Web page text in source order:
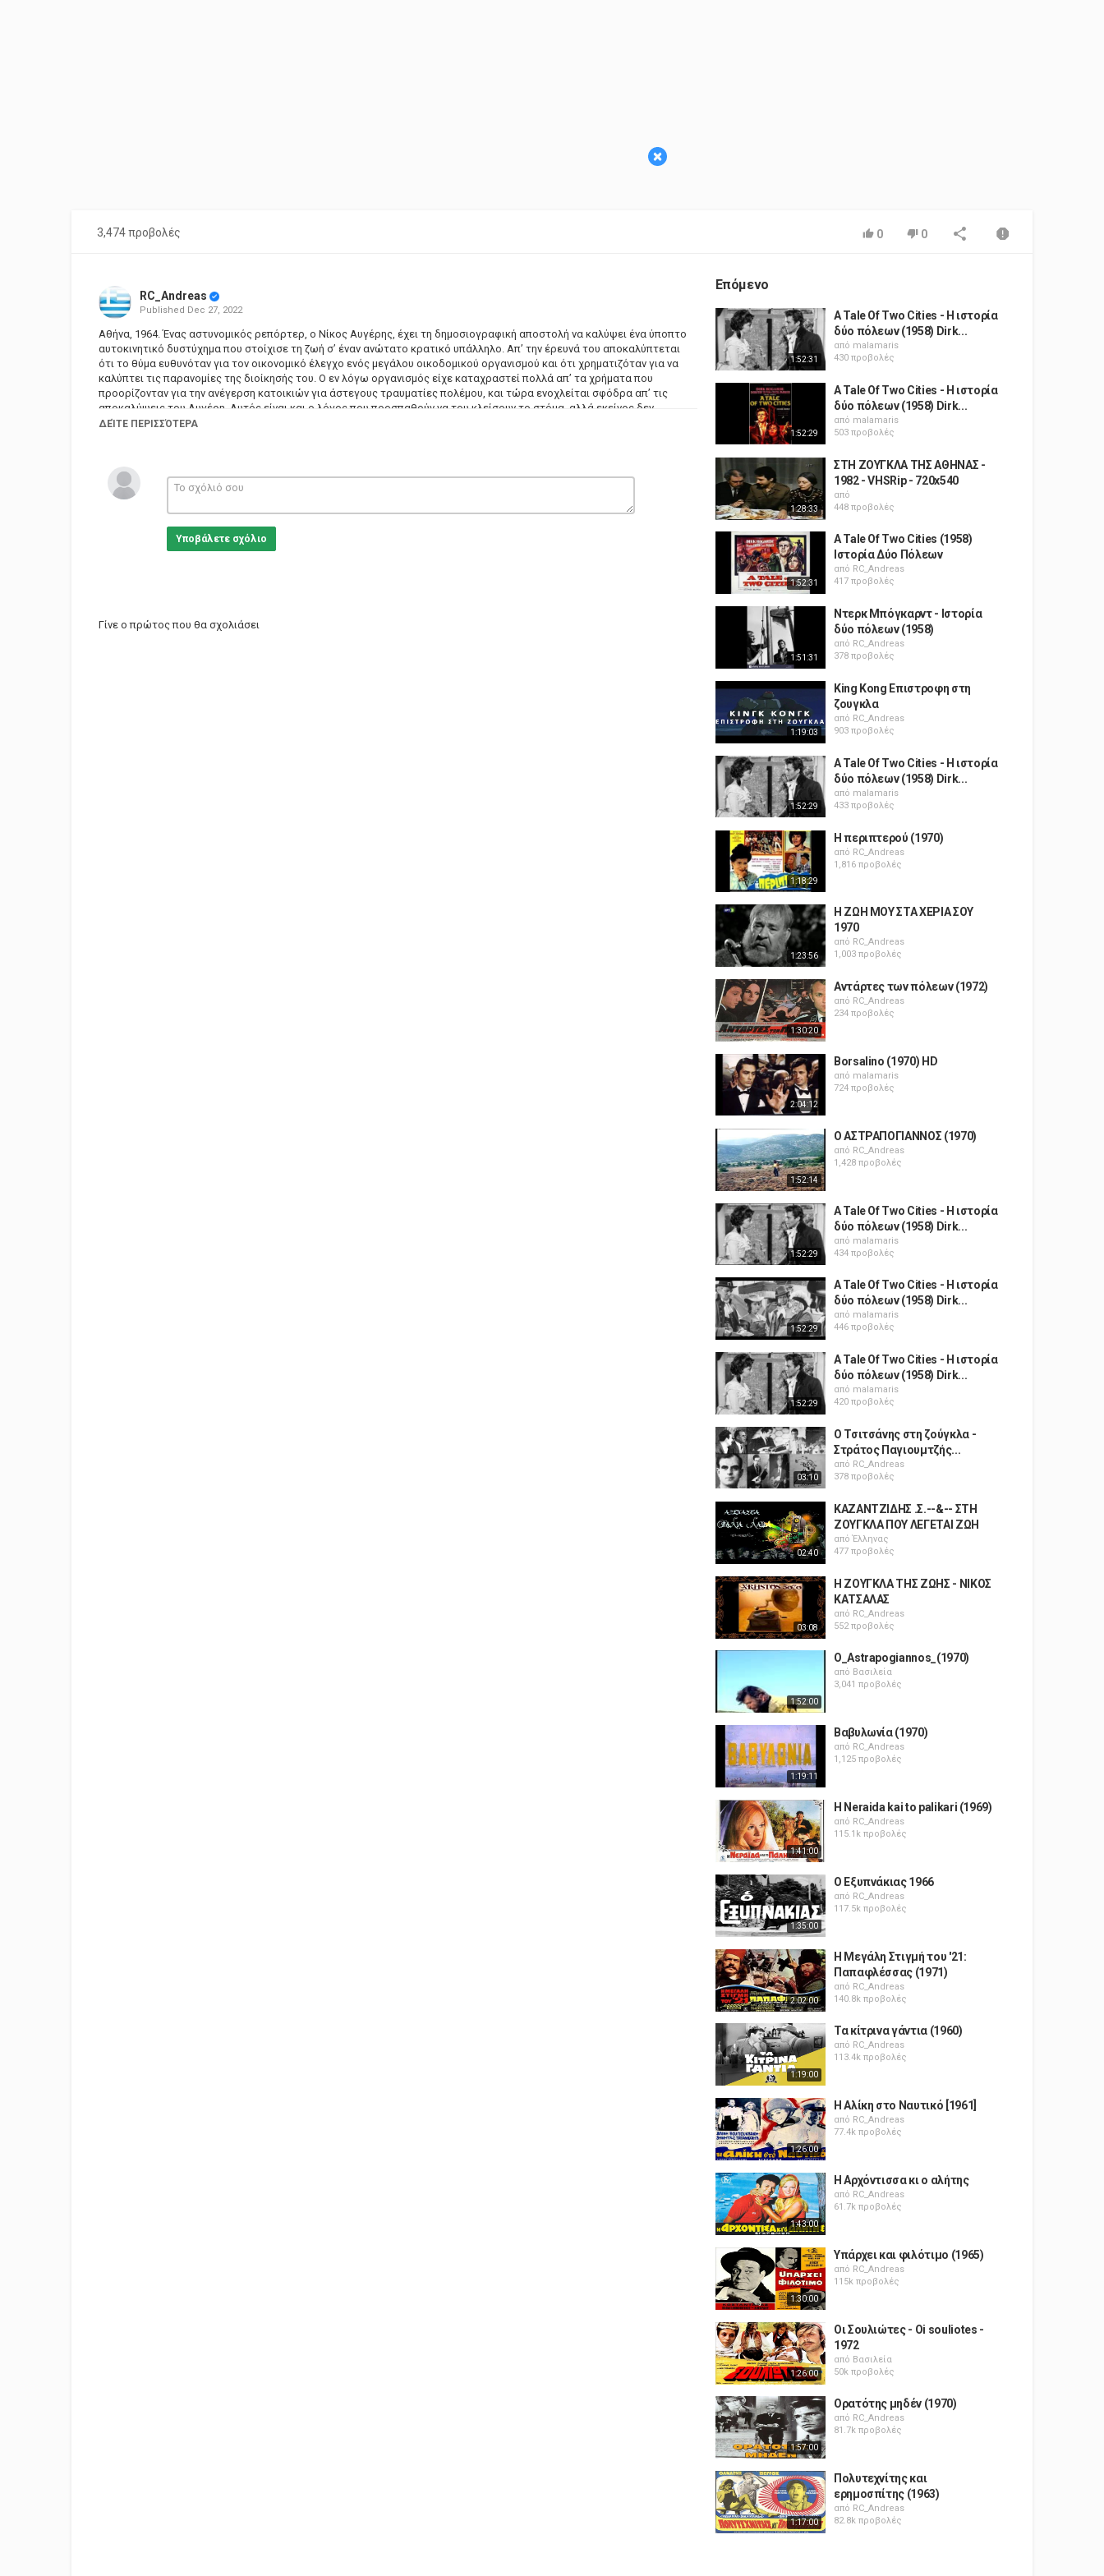
×
3,474 προβολές 0 0
RC_Andreas
Published Dec 27, 2022
Αθήνα, 1964. Ένας αστυνομικός ρεπόρτερ, ο Νίκος Αυγέρης, έχει τη δημοσιογραφική αποστολή να καλύψει ένα ύποπτο
αυτοκινητικό δυστύχημα που στοίχισε τη ζωή σ’ έναν ανώτατο κρατικό υπάλληλο. Απ’ την έρευνά του αποκαλύπτεται
ότι το θύμα ευθυνόταν για τον οικονομικό έλεγχο ενός μεγάλου οικοδομικού οργανισμού και ότι χρηματιζόταν για να
καλύπτει τις παρανομίες της διοίκησής του. Ο εν λόγω οργανισμός είχε καταχραστεί πολλά απ’ τα χρήματα που
προορίζονταν για την ανέγερση κατοικιών για άστεγους τραυματίες πολέμου, και τώρα ενοχλείται σφόδρα απ’ τις
αποκαλύψεις του Αυγέρη. Αυτός είναι και ο λόγος που προσπαθούν να του κλείσουν το στόμα, αλλά εκείνος δεν
πτοείται και συνεχίζει την έρευνα. Ο Αυγέρης φτάνει μέχρι τέλους, αποκαλύπτοντας τα πάντα και ξεκαθαρίζοντας
Κατηγορίες
ΔΕΊΤΕ ΠΕΡΙΣΣΌΤΕΡΑ
Υποβάλετε σχόλιο
Γίνε ο πρώτος που θα σχολιάσει
Επόμενο
1:52:31
A Tale Of Two Cities - Η ιστορία
δύο πόλεων (1958) Dirk...
από malamaris
430 προβολές
1:52:29
A Tale Of Two Cities - Η ιστορία
δύο πόλεων (1958) Dirk...
από malamaris
503 προβολές
1:28:33
ΣΤΗ ΖΟΥΓΚΛΑ ΤΗΣ ΑΘΗΝΑΣ -
1982 - VHSRip - 720x540
από
448 προβολές
1:52:31
A Tale Of Two Cities (1958)
Ιστορία Δύο Πόλεων
από RC_Andreas
417 προβολές
1:51:31
Ντερκ Μπόγκαρντ - Ιστορία
δύο πόλεων (1958)
από RC_Andreas
378 προβολές
1:19:03
King Kong Επιστροφη στη
ζουγκλα
από RC_Andreas
903 προβολές
1:52:29
A Tale Of Two Cities - Η ιστορία
δύο πόλεων (1958) Dirk...
από malamaris
433 προβολές
1:18:29
Η περιπτερού (1970)
από RC_Andreas
1,816 προβολές
1:23:56
Η ΖΩΗ ΜΟΥ ΣΤΑ ΧΕΡΙΑ ΣΟΥ
1970
από RC_Andreas
1,003 προβολές
1:30:20
Αντάρτες των πόλεων (1972)
από RC_Andreas
234 προβολές
2:04:12
Borsalino (1970) HD
από malamaris
724 προβολές
1:52:14
Ο ΑΣΤΡΑΠΟΓΙΑΝΝΟΣ (1970)
από RC_Andreas
1,428 προβολές
1:52:29
A Tale Of Two Cities - Η ιστορία
δύο πόλεων (1958) Dirk...
από malamaris
434 προβολές
1:52:29
A Tale Of Two Cities - Η ιστορία
δύο πόλεων (1958) Dirk...
από malamaris
446 προβολές
1:52:29
A Tale Of Two Cities - Η ιστορία
δύο πόλεων (1958) Dirk...
από malamaris
420 προβολές
03:10
Ο Τσιτσάνης στη ζούγκλα -
Στράτος Παγιουμτζής...
από RC_Andreas
378 προβολές
02:40
ΚΑΖΑΝΤΖΙΔΗΣ .Σ.--&-- ΣΤΗ
ΖΟΥΓΚΛΑ ΠΟΥ ΛΕΓΕΤΑΙ ΖΩΗ
απόΈλληνας
477 προβολές
03:08
Η ΖΟΥΓΚΛΑ ΤΗΣ ΖΩΗΣ - ΝΙΚΟΣ
ΚΑΤΣΑΛΑΣ
από RC_Andreas
552 προβολές
1:52:00
O_Astrapogiannos_(1970)
από Βασιλεία
3,041 προβολές
1:19:11
Βαβυλωνία (1970)
από RC_Andreas
1,125 προβολές
1:41:00
H Neraida kai to palikari (1969)
από RC_Andreas
115.1k προβολές
1:35:00
Ο Εξυπνάκιας 1966
από RC_Andreas
117.5k προβολές
2:02:00
Η Μεγάλη Στιγμή του '21:
Παπαφλέσσας (1971)
από RC_Andreas
140.8k προβολές
1:19:00
Τα κίτρινα γάντια (1960)
από RC_Andreas
113.4k προβολές
1:26:00
Η Αλίκη στο Ναυτικό [1961]
από RC_Andreas
77.4k προβολές
1:43:00
Η Αρχόντισσα κι ο αλήτης
από RC_Andreas
61.7k προβολές
1:30:00
Υπάρχει και φιλότιμο (1965)
από RC_Andreas
115k προβολές
1:26:00
Οι Σουλιώτες - Oi souliotes -
1972
από Βασιλεία
50k προβολές
1:57:00
Ορατότης μηδέν (1970)
από RC_Andreas
81.7k προβολές
1:17:00
Πολυτεχνίτης και
ερημοσπίτης (1963)
από RC_Andreas
82.8k προβολές